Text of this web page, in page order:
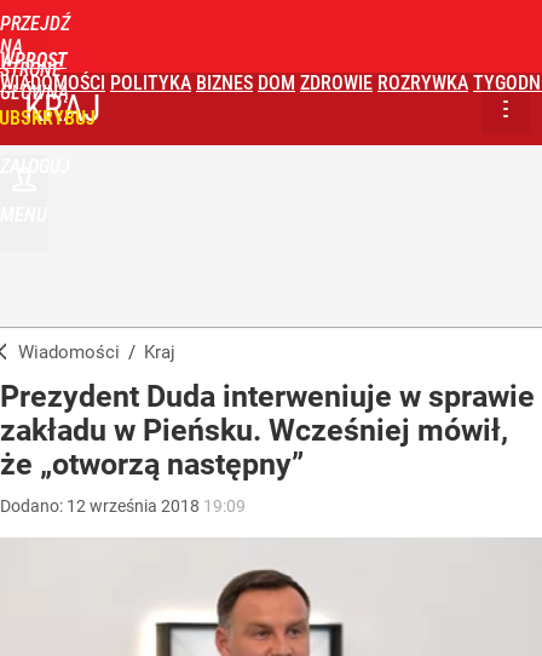
PRZEJDŹ
NA
STRONĘ
GŁÓWNĄ
WPROST
WIADOMOŚCI POLITYKA BIZNES DOM ZDROWIE ROZRYWKA
KRAJ
Wiadomości / Kraj
Prezydent Duda interweniuje w sprawie
zakładu w Pieńsku. Wcześniej mówił,
że „otworzą następny”
Dodano: 12 września 2018 19:09